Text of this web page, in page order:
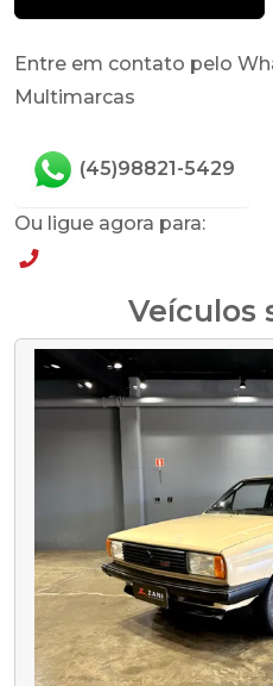
Entre em contato pelo
Multimarcas
(45)98821-5429
Ou ligue agora para:
Veículos